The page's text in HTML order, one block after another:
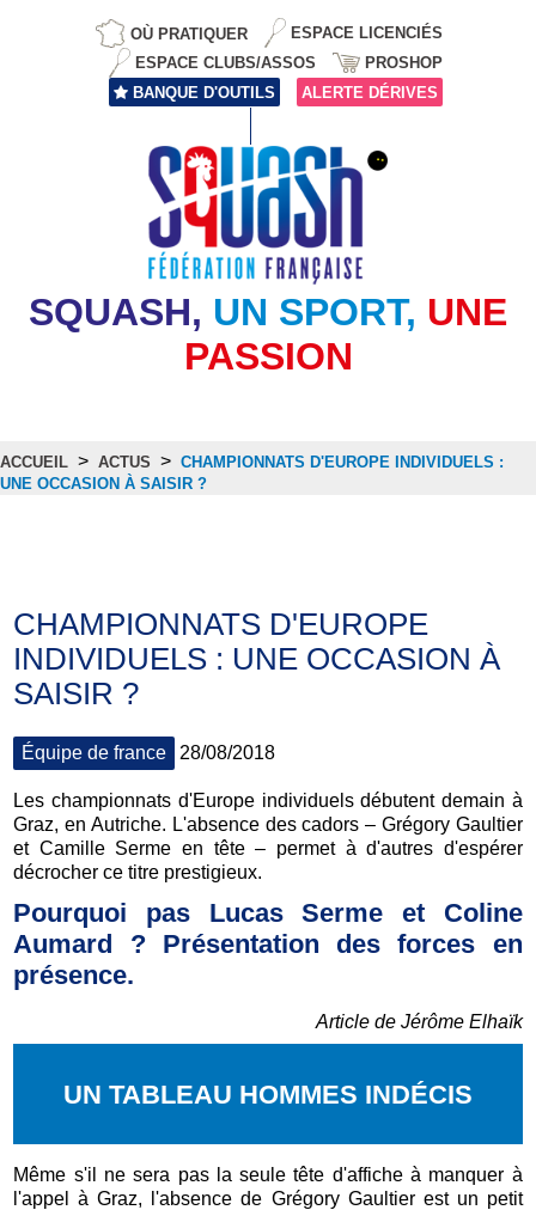
OÙ PRATIQUER
ESPACE LICENCIÉS
ESPACE CLUBS/ASSOS
PROSHOP
BANQUE D'OUTILS
ALERTE DÉRIVES
SQUASH, UN SPORT, UNE
PASSION
ACCUEIL > ACTUS > CHAMPIONNATS D'EUROPE INDIVIDUELS :
UNE OCCASION À SAISIR ?
CHAMPIONNATS D'EUROPE
INDIVIDUELS : UNE OCCASION À
SAISIR ?
Équipe de france 28/08/2018
Les championnats d'Europe individuels débutent demain à
Graz, en Autriche. L'absence des cadors – Grégory Gaultier
et Camille Serme en tête – permet à d'autres d'espérer
décrocher ce titre prestigieux.
Pourquoi pas Lucas Serme et Coline
Aumard ? Présentation des forces en
présence.
Article de Jérôme Elhaïk
UN TABLEAU HOMMES INDÉCIS
Même s'il ne sera pas la seule tête d'affiche à manquer à
l'appel à Graz, l'absence de Grégory Gaultier est un petit